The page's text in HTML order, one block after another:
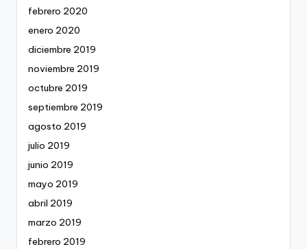
febrero 2020
enero 2020
diciembre 2019
noviembre 2019
octubre 2019
septiembre 2019
agosto 2019
julio 2019
junio 2019
mayo 2019
abril 2019
marzo 2019
febrero 2019